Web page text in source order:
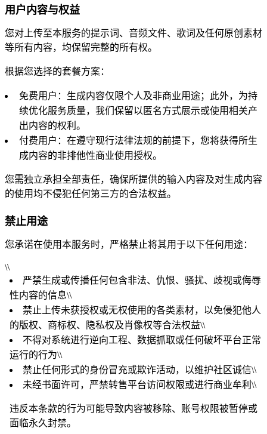
用户内容与权益
您对上传至本服务的提示词、音频文件、歌词及任何原创素材
等所有内容，均保留完整的所有权。
根据您选择的套餐方案：
免费用户：生成内容仅限个人及非商业用途；此外，为持
续优化服务质量，我们保留以匿名方式展示或使用相关产
出内容的权利。
付费用户：在遵守现行法律法规的前提下，您将获得所生
成内容的非排他性商业使用授权。
您需独立承担全部责任，确保所提供的输入内容及对生成内容
的使用均不侵犯任何第三方的合法权益。
禁止用途
您承诺在使用本服务时，严格禁止将其用于以下任何用途：
\\
严禁生成或传播任何包含非法、仇恨、骚扰、歧视或侮辱
性内容的信息\\
禁止上传未获授权或无权使用的各类素材，以免侵犯他人
的版权、商标权、隐私权及肖像权等合法权益\\
不得对系统进行逆向工程、数据抓取或任何破坏平台正常
运行的行为\\
禁止任何形式的身份冒充或欺诈活动，以维护社区诚信\\
未经书面许可，严禁转售平台访问权限或进行商业牟利\\
违反本条款的行为可能导致内容被移除、账号权限被暂停或
面临永久封禁。